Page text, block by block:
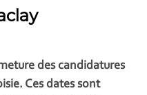
des candidatures
Ces dates sont